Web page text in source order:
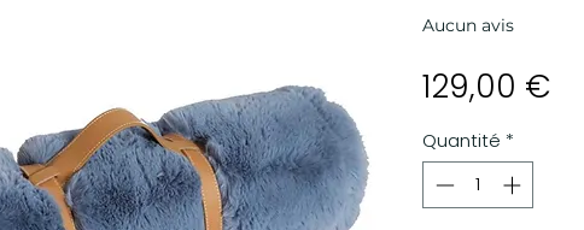
Aucun avis
129,00 €
Quantité *